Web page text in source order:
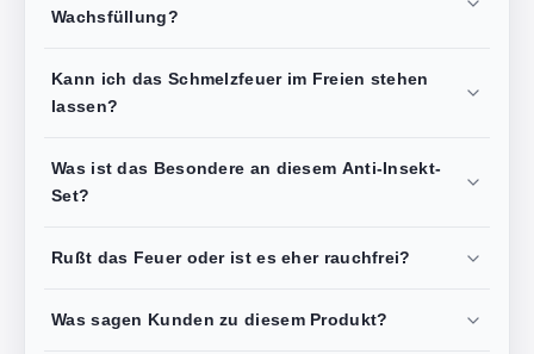
Wachsfüllung?
Kann ich das Schmelzfeuer im Freien stehen
lassen?
Was ist das Besondere an diesem Anti-Insekt-
Set?
Rußt das Feuer oder ist es eher rauchfrei?
Was sagen Kunden zu diesem Produkt?